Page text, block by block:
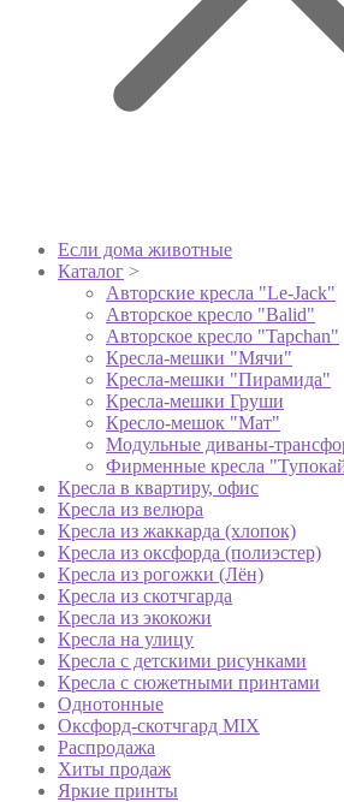
Если дома животные
Каталог >
Авторские кресла "Le-Jack"
Авторское кресло "Balid"
Авторское кресло "Tapchan"
Кресла-мешки "Мячи"
Кресла-мешки "Пирамида"
Кресла-мешки Груши
Кресло-мешок "Мат"
Модульные диваны-
Фирменные кресла
Кресла в квартиру, офис
Кресла из велюра
Кресла из жаккарда (хлопок)
Кресла из оксфорда (полиэстер)
Кресла из рогожки (Лён)
Кресла из скотчгарда
Кресла из экокожи
Кресла на улицу
Кресла с детскими рисунками
Кресла с сюжетными принтами
Однотонные
Оксфорд-скотчгард MIX
Распродажа
Хиты продаж
Яркие принты